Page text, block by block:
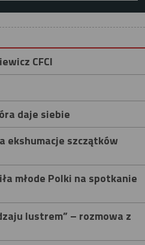
CFCI
daje siebie
ekshumacje szczątków
młode Polki na spotkanie
lustrem” – rozmowa z